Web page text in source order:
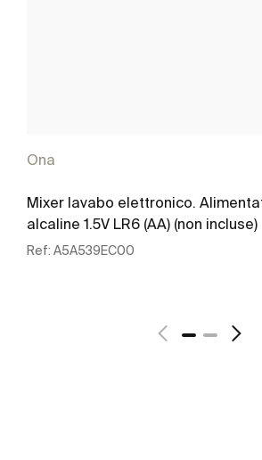
Ona
Mixer lavabo elettronico.
alcaline 1.5V LR6 (AA) (non incluse)
Ref: A5A539EC00